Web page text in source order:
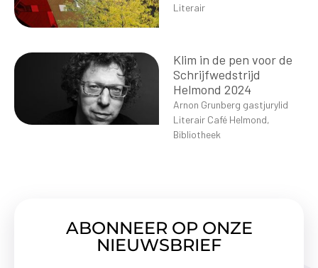
Literair
Klim in de pen voor de
Schrijfwedstrijd
Helmond 2024
Arnon Grunberg gastjurylid
Literair Café Helmond,
Bibliotheek
ABONNEER OP ONZE
NIEUWSBRIEF